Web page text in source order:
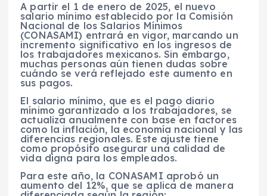
A partir el 1 de enero de 2025, el nuevo
salario mínimo establecido por la Comisión
Nacional de los Salarios Mínimos
(CONASAMI) entrará en vigor, marcando un
incremento significativo en los ingresos de
los trabajadores mexicanos. Sin embargo,
muchas personas aún tienen dudas sobre
cuándo se verá reflejado este aumento en
sus pagos.
El salario mínimo, que es el pago diario
mínimo garantizado a los trabajadores, se
actualiza anualmente con base en factores
como la inflación, la economía nacional y las
diferencias regionales. Este ajuste tiene
como propósito asegurar una calidad de
vida digna para los empleados.
Para este año, la CONASAMI aprobó un
aumento del 12%, que se aplica de manera